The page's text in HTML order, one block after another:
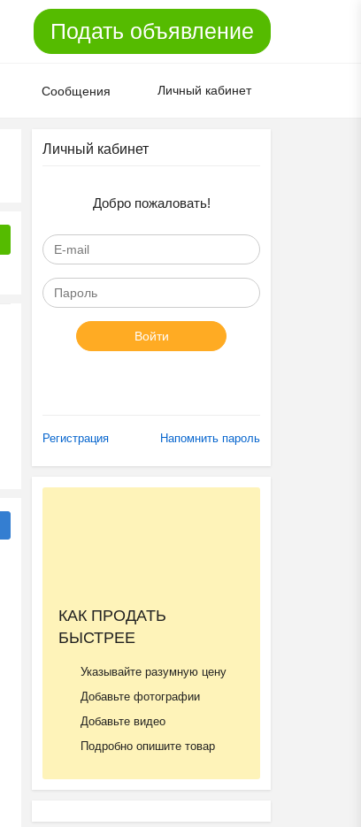
Подать объявление
Сообщения Личный кабинет
Личный кабинет
Добро пожаловать!
Войти
Регистрация Напомнить пароль
КАК ПРОДАТЬ
БЫСТРЕЕ
Указывайте разумную цену
Добавьте фотографии
Добавьте видео
Подробно опишите товар